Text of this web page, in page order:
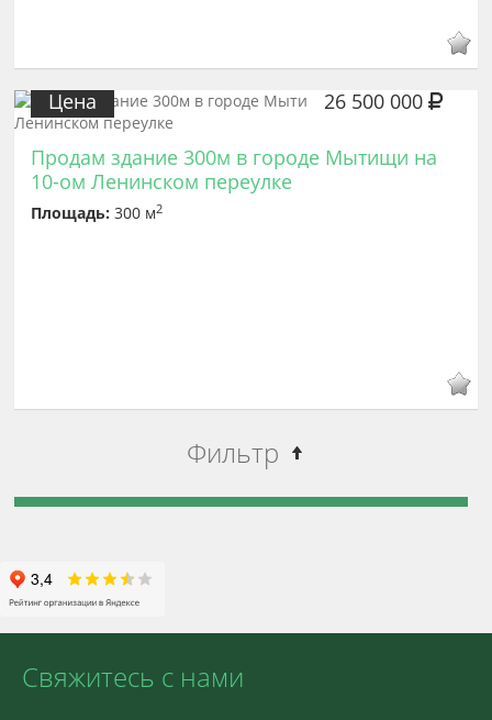
26 500 000
Цена
Продам здание 300м в городе Мытищи на
10-ом Ленинском переулке
Площадь:300 м2
Фильтр
Свяжитесь с нами